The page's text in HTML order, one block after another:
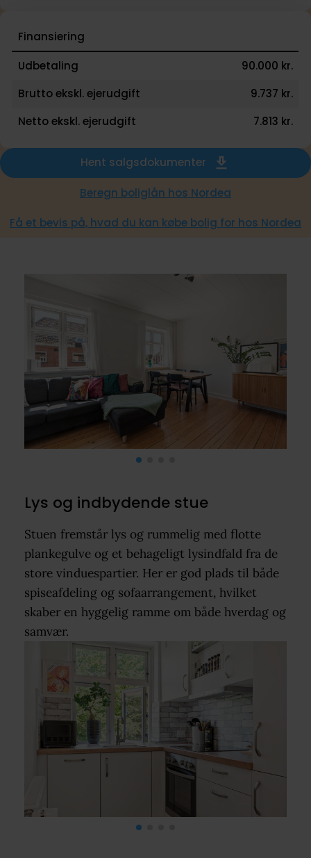
Finansiering
Udbetaling
90.000 kr.
Brutto ekskl. ejerudgift
9.737 kr.
Netto ekskl. ejerudgift
7.813 kr.
Hent salgsdokumenter
Beregn boliglån hos Nordea
Få et bevis på, hvad du kan købe bolig for hos Nordea
Lys og indbydende stue
Stuen fremstår lys og rummelig med flotte
plankegulve og et behageligt lysindfald fra de
store vinduespartier. Her er god plads til både
spiseafdeling og sofaarrangement, hvilket
skaber en hyggelig ramme om både hverdag og
samvær.